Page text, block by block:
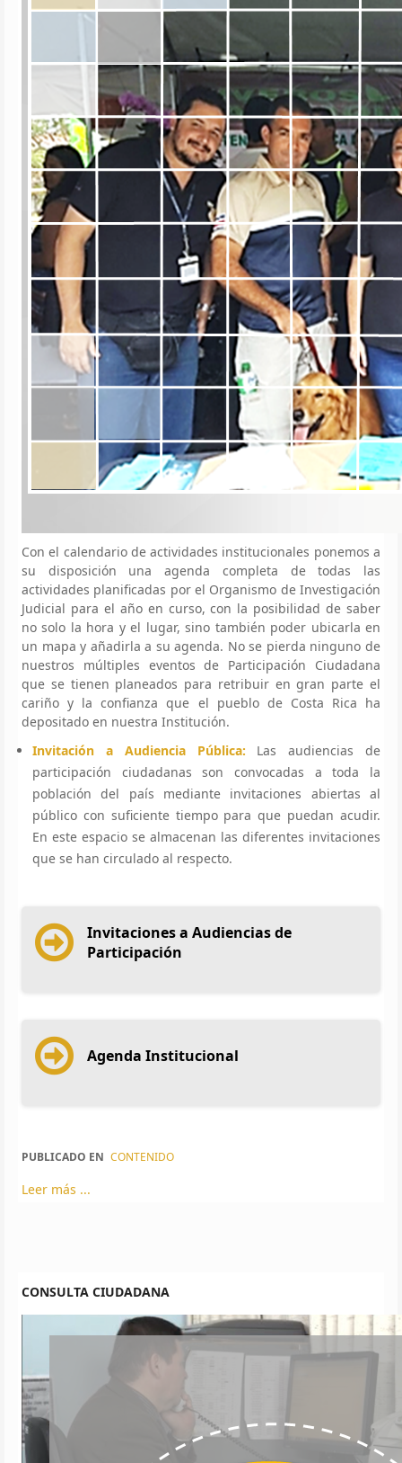
Con el calendario de actividades institucionales ponemos a
su disposición una agenda completa de todas las
actividades planificadas por el Organismo de Investigación
Judicial para el año en curso, con la posibilidad de saber
no solo la hora y el lugar, sino también poder ubicarla en
un mapa y añadirla a su agenda. No se pierda ninguno de
nuestros múltiples eventos de Participación Ciudadana
que se tienen planeados para retribuir en gran parte el
cariño y la confianza que el pueblo de Costa Rica ha
depositado en nuestra Institución.
Invitación a Audiencia Pública: Las audiencias de
participación ciudadanas son convocadas a toda la
población del país mediante invitaciones abiertas al
público con suficiente tiempo para que puedan acudir.
En este espacio se almacenan las diferentes invitaciones
que se han circulado al respecto.
Invitaciones a Audiencias de
Participación
Agenda Institucional
PUBLICADO EN CONTENIDO
Leer más ...
CONSULTA CIUDADANA